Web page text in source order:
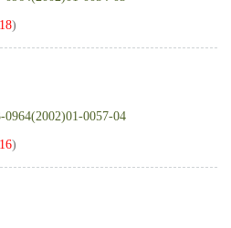
18)
0964(2002)01-0057-04
16)